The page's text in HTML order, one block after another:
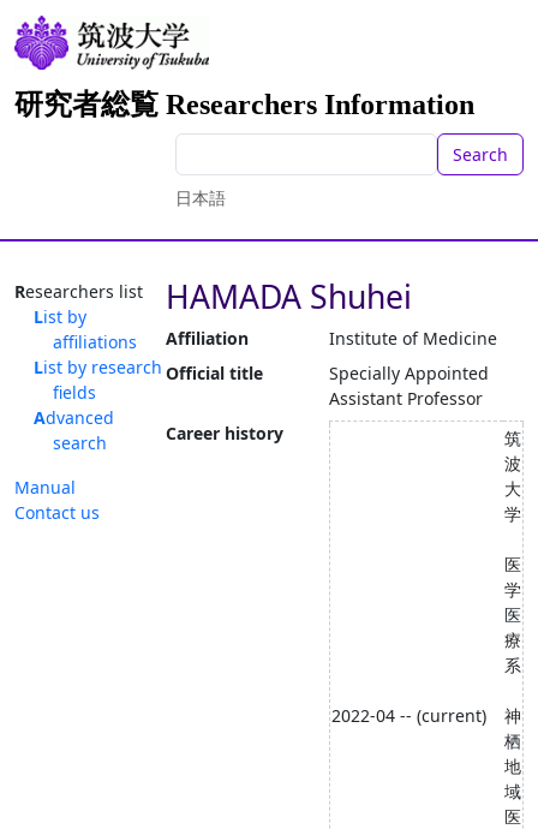
研究者総覧 Researchers Information
Search
日本語
Researchers list
List by
affiliations
List by research
fields
Advanced
search
Manual
Contact us
HAMADA Shuhei
Affiliation
Institute of Medicine
Official title
Specially Appointed
Assistant Professor
Career history
2022-04 -- (current)
筑
波
大
学
医
学
医
療
系
神
栖
地
域
医